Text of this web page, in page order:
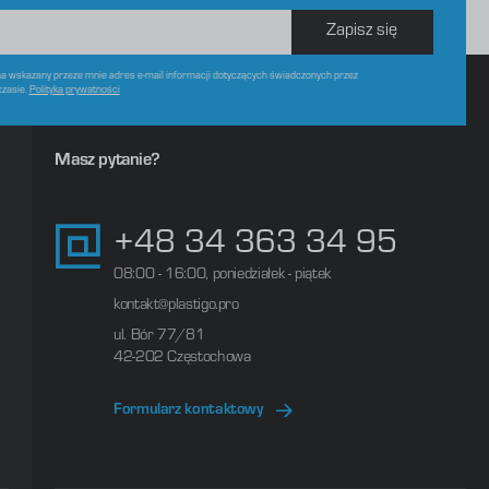
Zapisz się
wskazany przeze mnie adres e-mail informacji dotyczących świadczonych przez
Polityka prywatności
Masz pytanie?
+48 34 363 34 95
08:00 - 16:00, poniedziałek - piątek
kontakt@plastigo.pro
ul. Bór 77/81
42-202 Częstochowa
Formularz kontaktowy